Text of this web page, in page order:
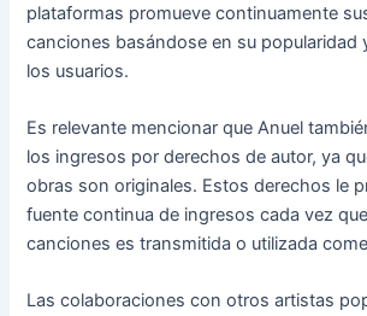
plataformas promueve continuamente
canciones basándose en su popularidad
los usuarios.
Es relevante mencionar que Anuel
los ingresos por derechos de autor, ya
obras son originales. Estos derechos le
fuente continua de ingresos cada vez
canciones es transmitida o utilizada
Las colaboraciones con otros artistas